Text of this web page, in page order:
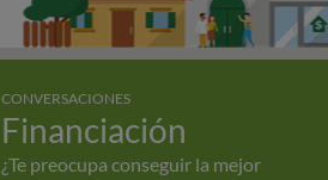
CONVERSACIONES
Financiación
¿Te preocupa conseguir la mejor